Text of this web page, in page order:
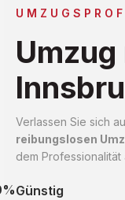
Umzug
Verlassen Sie sich
reibungslosen
dem
Günstig